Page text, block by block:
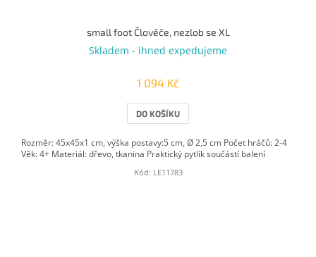
small foot Člověče, nezlob se XL
Skladem - ihned expedujeme
1 094 Kč
DO KOŠÍKU
Rozměr: 45x45x1 cm, výška postavy:5 cm, Ø 2,5 cm Počet hráčů: 2-4
Věk: 4+ Materiál: dřevo, tkanina Praktický pytlík součástí balení
Kód: LE11783